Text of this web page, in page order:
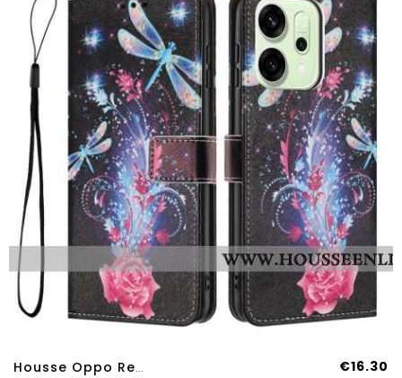
Housse Oppo Reno 14 Pro 5G Libellules €16.30